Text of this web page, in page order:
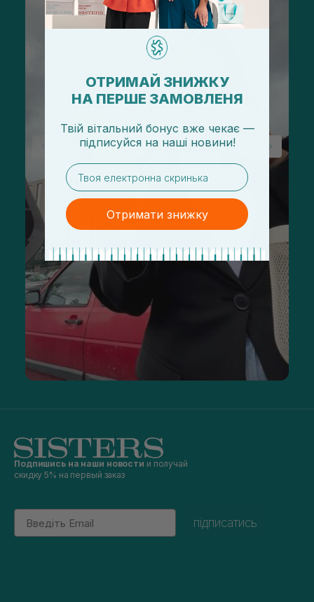
Подпишись на наши новости и получай
скидку 5% на первый заказ
Email
підписатись
ОТРИМАЙ ЗНИЖКУ
НА ПЕРШЕ ЗАМОВЛЕНЯ
Твій вітальний бонус вже чекає —
підписуйся на наші новини!
email
Отримати знижку